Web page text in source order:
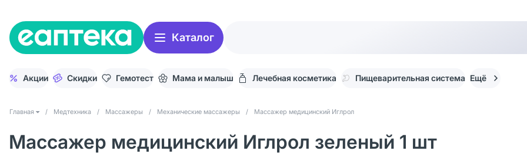
Каталог
Акции Скидки Гемотест Мама и малыш Лечебная косметика Пищеварительная система Ещё
Главная / Медтехника / Массажеры / Механические массажеры / Массажер медицинский Иглрол
Массажер медицинский Иглрол зеленый 1 шт